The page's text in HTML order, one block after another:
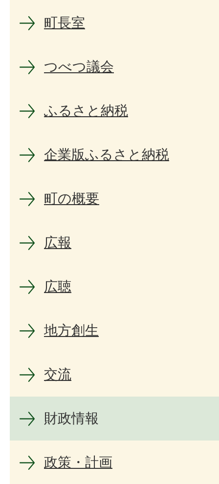
町長室
つべつ議会
ふるさと納税
企業版ふるさと納税
町の概要
広報
広聴
地方創生
交流
財政情報
政策・計画